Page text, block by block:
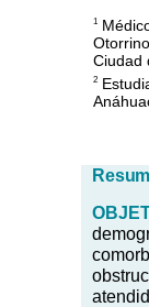
1
Ciudad
2